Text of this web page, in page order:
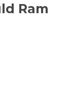
Ram